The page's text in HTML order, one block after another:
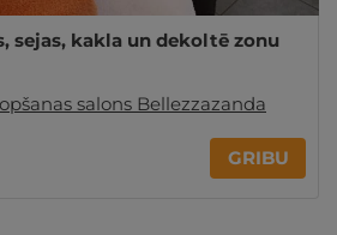
sejas, kakla un dekoltē zonu
salons Bellezzazanda
GRIBU